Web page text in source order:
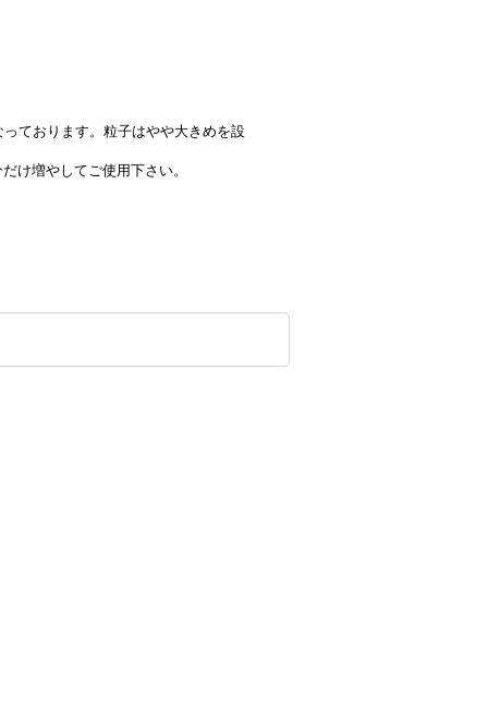
ております。粒子はやや大きめを設
け増やしてご使用下さい。